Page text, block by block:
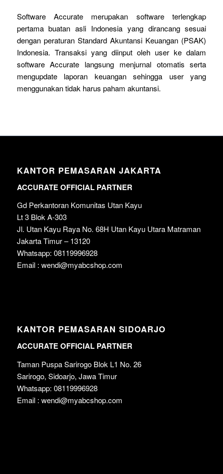
Software Accurate merupakan software terlengkap
pertama buatan asli Indonesia yang dirancang sesuai
dengan peraturan Standard Akuntansi Keuangan (PSAK)
Indonesia. Transaksi yang diinput oleh user ke dalam
software Accurate langsung menjurnal otomatis serta
mengupdate laporan keuangan sehingga user yang
menggunakan tidak harus paham akuntansi.
KANTOR PEMASARAN JAKARTA
ACCURATE OFFICIAL PARTNER
Gd Perkantoran Komunitas Utan Kayu
Lt 3 Blok A-303
Jl. Utan Kayu Raya No. 68H Utan Kayu Utara Matraman
Jakarta Timur – 13120
Whatsapp: 08119996928
Email : wendi@myabcshop.com
KANTOR PEMASARAN SIDOARJO
ACCURATE OFFICIAL PARTNER
Taman Puspa Sarirogo Blok L1 No. 26
Sarirogo, Sidoarjo, Jawa Timur
Whatsapp: 08119996928
Email : wendi@myabcshop.com